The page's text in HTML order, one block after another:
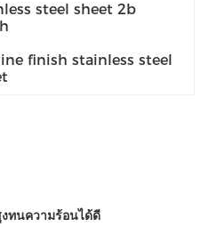
steel sheet 2b
finish stainless steel
ทนความร้อนได้ดี